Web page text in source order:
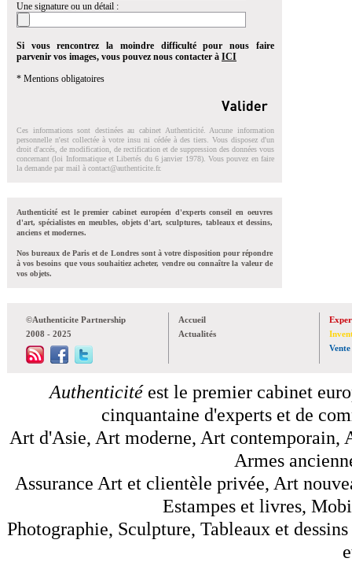
Une signature ou un détail :
Si vous rencontrez la moindre difficulté pour nous faire
parvenir vos images, vous pouvez nous contacter à ICI
* Mentions obligatoires
Ces informations sont destinées au cabinet Authenticité. Aucune information
personnelle n'est collectée à votre insu ni cédée à des tiers. Vous disposez d'un
droit d'accés, de modification, de rectification et de suppression des données vous
concernant (loi Informatique et Libertés du 6 janvier 1978). Vous pouvez en faire
la demande par mail à contact@authenticite.fr.
Authenticité est le premier cabinet européen d'experts conseil en oeuvres
d'art, spécialistes en meubles, objets d'art, sculptures, tableaux et dessins,
anciens et modernes.
Nos bureaux de Paris et de Londres sont à votre disposition pour répondre
à vos besoins que vous souhaitiez acheter, vendre ou connaître la valeur de
vos objets.
©Authenticite Partnership
2008 - 2025
Accueil
Actualités
Vente
Authenticitéest le premier cabinet
cinquantaine d'experts et de
Art d'Asie, Art moderne, Art contemporain,
Armes
Assurance Art et clientèle privée, Art
Estampes et livres,
Photographie, Sculpture, Tableaux et